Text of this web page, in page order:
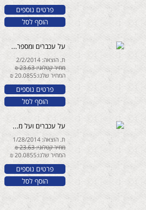
פרטים נוספים
הוסף לסל
על עכברים ומספר...
ת. הוצאה: 2/2/2014
מחיר קטלוגי: 23.63 ₪
המחיר שלנו:20.0855 ₪
פרטים נוספים
הוסף לסל
על עכברים ועל מ...
ת. הוצאה: 1/28/2014
מחיר קטלוגי: 23.63 ₪
המחיר שלנו:20.0855 ₪
פרטים נוספים
הוסף לסל